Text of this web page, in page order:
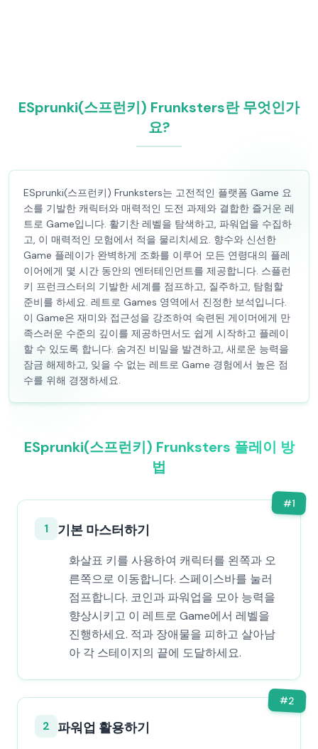
ESprunki(스프런키) Frunksters란 무엇인가
요?
ESprunki(스프런키) Frunksters는 고전적인 플랫폼 Game 요
소를 기발한 캐릭터와 매력적인 도전 과제와 결합한 즐거운 레
트로 Game입니다. 활기찬 레벨을 탐색하고, 파워업을 수집하
고, 이 매력적인 모험에서 적을 물리치세요. 향수와 신선한
Game 플레이가 완벽하게 조화를 이루어 모든 연령대의 플레
이어에게 몇 시간 동안의 엔터테인먼트를 제공합니다. 스플런
키 프런크스터의 기발한 세계를 점프하고, 질주하고, 탐험할
준비를 하세요. 레트로 Games 영역에서 진정한 보석입니다.
이 Game은 재미와 접근성을 강조하여 숙련된 게이머에게 만
족스러운 수준의 깊이를 제공하면서도 쉽게 시작하고 플레이
할 수 있도록 합니다. 숨겨진 비밀을 발견하고, 새로운 능력을
잠금 해제하고, 잊을 수 없는 레트로 Game 경험에서 높은 점
수를 위해 경쟁하세요.
ESprunki(스프런키) Frunksters 플레이 방
법
#1
1 기본 마스터하기
화살표 키를 사용하여 캐릭터를 왼쪽과 오
른쪽으로 이동합니다. 스페이스바를 눌러
점프합니다. 코인과 파워업을 모아 능력을
향상시키고 이 레트로 Game에서 레벨을
진행하세요. 적과 장애물을 피하고 살아남
아 각 스테이지의 끝에 도달하세요.
#2
2 파워업 활용하기